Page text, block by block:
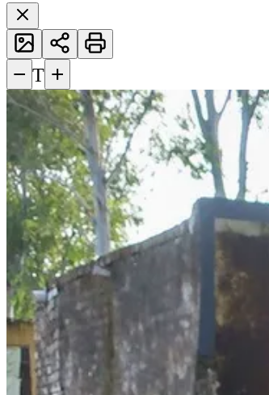
− T +